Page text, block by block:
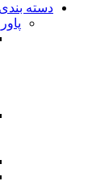
دسته